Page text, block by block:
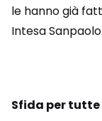
le hanno già
Intesa Sanpaolo.
Sfida per tutte